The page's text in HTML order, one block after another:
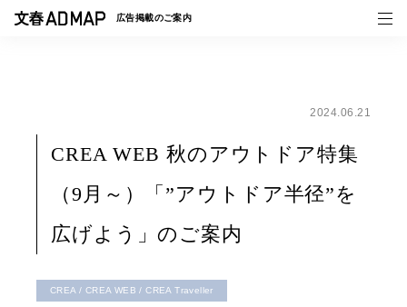
広告掲載のご案内
事例一覧
トピックス
2024.06.21
CREA WEB 秋のアウトドア特集
（9月～）「”アウトドア半径”を
広げよう」のご案内
CREA / CREA WEB / CREA Traveller